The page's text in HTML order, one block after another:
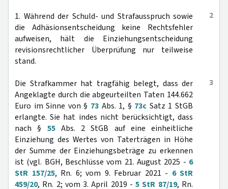
2
1. Während der Schuld- und Strafausspruch sowie
die Adhäsionsentscheidung keine Rechtsfehler
aufweisen, hält die Einziehungsentscheidung
revisionsrechtlicher Überprüfung nur teilweise
stand.
3
Die Strafkammer hat tragfähig belegt, dass der
Angeklagte durch die abgeurteilten Taten 144.662
Euro im Sinne von § 73Abs. 1, § 73c Satz 1 StGB
erlangte. Sie hat indes nicht berücksichtigt, dass
nach § 55Abs. 2 StGB auf eine einheitliche
Einziehung des Wertes von Taterträgen in Höhe
der Summe der Einziehungsbeträge zu erkennen
ist (vgl. BGH, Beschlüsse vom 21. August 2025 - 6
StR 157/25, Rn. 6; vom 9. Februar 2021 - 6 StR
459/20, Rn. 2; vom 3. April 2019 -5 StR 87/19, Rn.